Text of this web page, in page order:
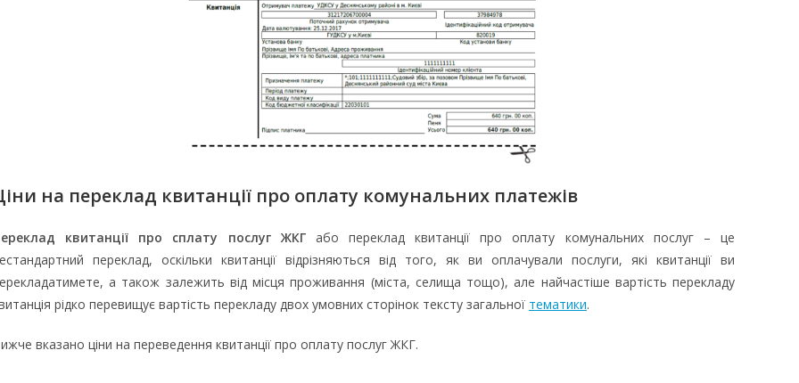
на переклад квитанції про оплату комунальних платежів
квитанції про сплату послуг ЖКГабо переклад квитанції про оплату комунальних послуг – це
переклад, оскільки квитанції відрізняються від того, як ви оплачували послуги, які квитанції ви
а також залежить від місця проживання (міста, селища тощо), але найчастіше вартість перекладу
рідко перевищує вартість перекладу двох умовних сторінок тексту загальної тематики.
вказано ціни на переведення квитанції про оплату послуг ЖКГ.